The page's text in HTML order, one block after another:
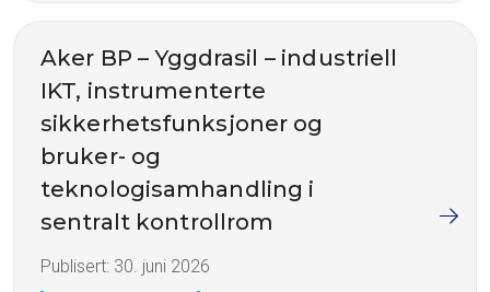
Aker BP – Yggdrasil – industriell
IKT, instrumenterte
sikkerhetsfunksjoner og
bruker- og
teknologisamhandling i
sentralt kontrollrom
Publisert: 30. juni 2026